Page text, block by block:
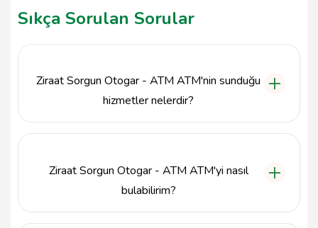
Sıkça Sorulan Sorular
Ziraat Sorgun Otogar - ATM ATM'nin sunduğu
hizmetler nelerdir?
Ziraat Sorgun Otogar - ATM ATM'yi nasıl
bulabilirim?